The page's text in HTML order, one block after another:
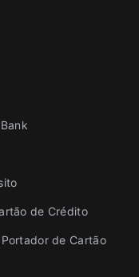
de Crédito
de Cartão